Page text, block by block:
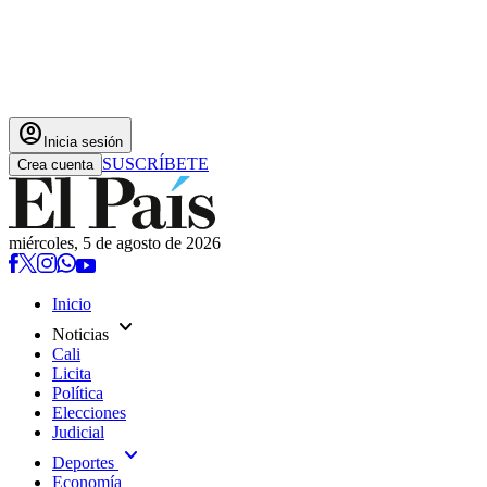
account_circle Inicia sesión
Crea cuenta SUSCRÍBETE
miércoles, 5 de agosto de 2026
Inicio
Noticias expand_more
Cali
Licita
Política
Elecciones
Judicial
Deportes expand_more
Economía